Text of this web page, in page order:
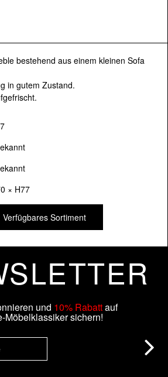
bestehend aus einem kleinen Sofa
in gutem Zustand.
× H77
Verfügbares Sortiment
und 10% Rabattauf
Möbelklassiker sichern!